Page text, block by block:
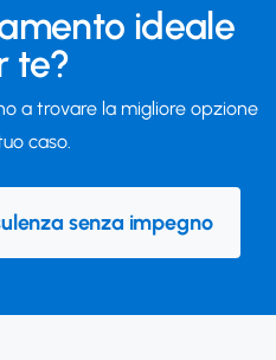
ideale
te?
a trovare la migliore opzione
caso.
senza impegno